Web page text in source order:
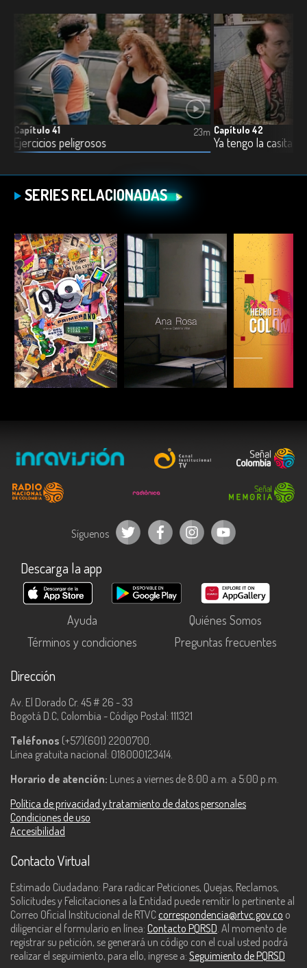
Capítulo 41
Ejercicios peligrosos
23m Capítulo 42
Ya tengo la casita
SERIES RELACIONADAS
ESCUCHAR ESCUCHAR
Síguenos
Descarga la app
Ayuda
Quiénes Somos
Términos y condiciones
Preguntas frecuentes
Dirección
Av. El Dorado Cr. 45 # 26 - 33
Bogotá D.C, Colombia - Código Postal: 111321
Teléfonos (+57)(601) 2200700.
Línea gratuita nacional: 018000123414.
Horario de atención: Lunes a viernes de 8:00 a.m. a 5:00 p.m.
Política de privacidad y tratamiento de datos personales
Condiciones de uso
Accesibilidad
Contacto Virtual
Estimado Ciudadano: Para radicar Peticiones, Quejas, Reclamos,
Solicitudes y Felicitaciones a la Entidad puede remitir lo pertinente al
Correo Oficial Institucional de RTVC correspondencia@rtvc.gov.co o
diligenciar el formulario en línea: Contacto PQRSD. Al momento de
registrar su petición, se generará un código con el cual usted podrá
realizar el seguimiento, para ello, ingrese a: Seguimiento de PQRSD